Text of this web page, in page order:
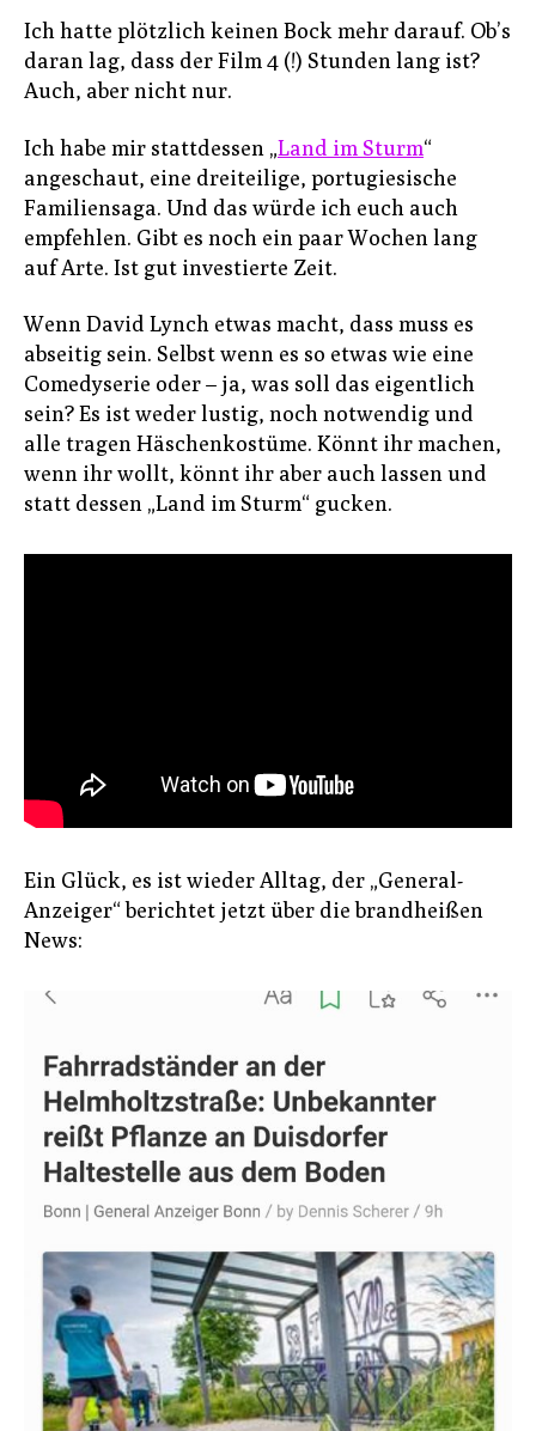
Ich hatte plötzlich keinen Bock mehr darauf. Ob’s
daran lag, dass der Film 4 (!) Stunden lang ist?
Auch, aber nicht nur.
Ich habe mir stattdessen „Land im Sturm“
angeschaut, eine dreiteilige, portugiesische
Familiensaga. Und das würde ich euch auch
empfehlen. Gibt es noch ein paar Wochen lang
auf Arte. Ist gut investierte Zeit.
Wenn David Lynch etwas macht, dass muss es
abseitig sein. Selbst wenn es so etwas wie eine
Comedyserie oder – ja, was soll das eigentlich
sein? Es ist weder lustig, noch notwendig und
alle tragen Häschenkostüme. Könnt ihr machen,
wenn ihr wollt, könnt ihr aber auch lassen und
statt dessen „Land im Sturm“ gucken.
Ein Glück, es ist wieder Alltag, der „General-
Anzeiger“ berichtet jetzt über die brandheißen
News: